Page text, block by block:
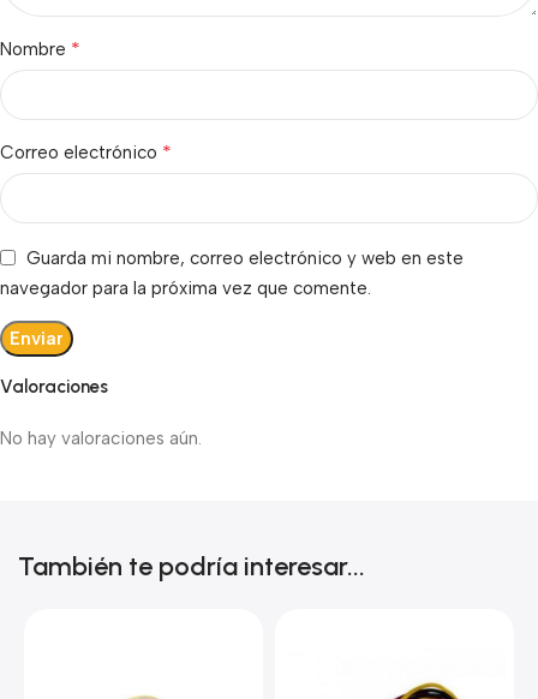
Valoraciones
No hay valoraciones aún.
Nombre *
Correo electrónico *
Guarda mi nombre, correo electrónico y web en este
navegador para la próxima vez que comente.
También te podría interesar...